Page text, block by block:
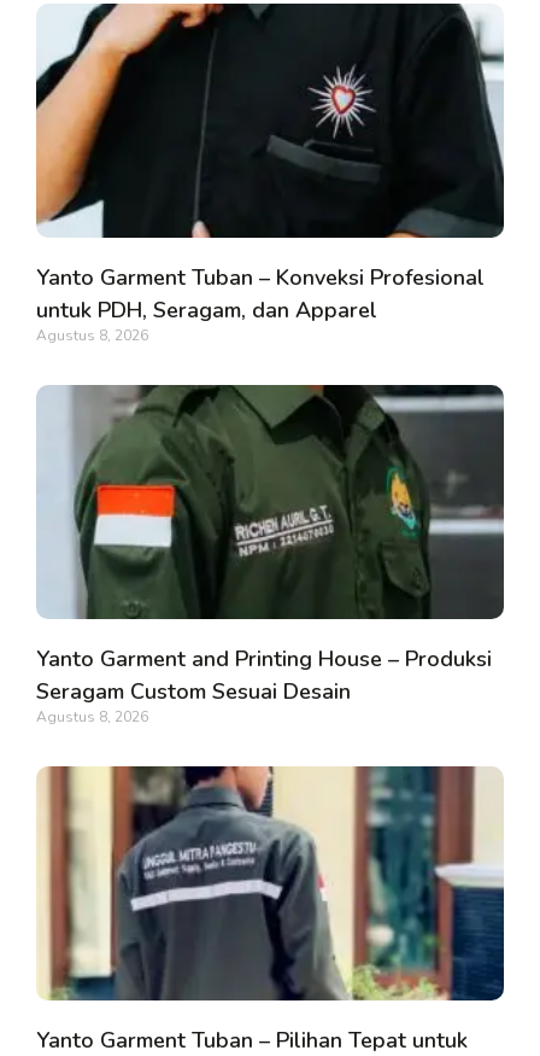
Yanto Garment Tuban – Konveksi Profesional
untuk PDH, Seragam, dan Apparel
Agustus 8, 2026
Yanto Garment and Printing House – Produksi
Seragam Custom Sesuai Desain
Agustus 8, 2026
Yanto Garment Tuban – Pilihan Tepat untuk